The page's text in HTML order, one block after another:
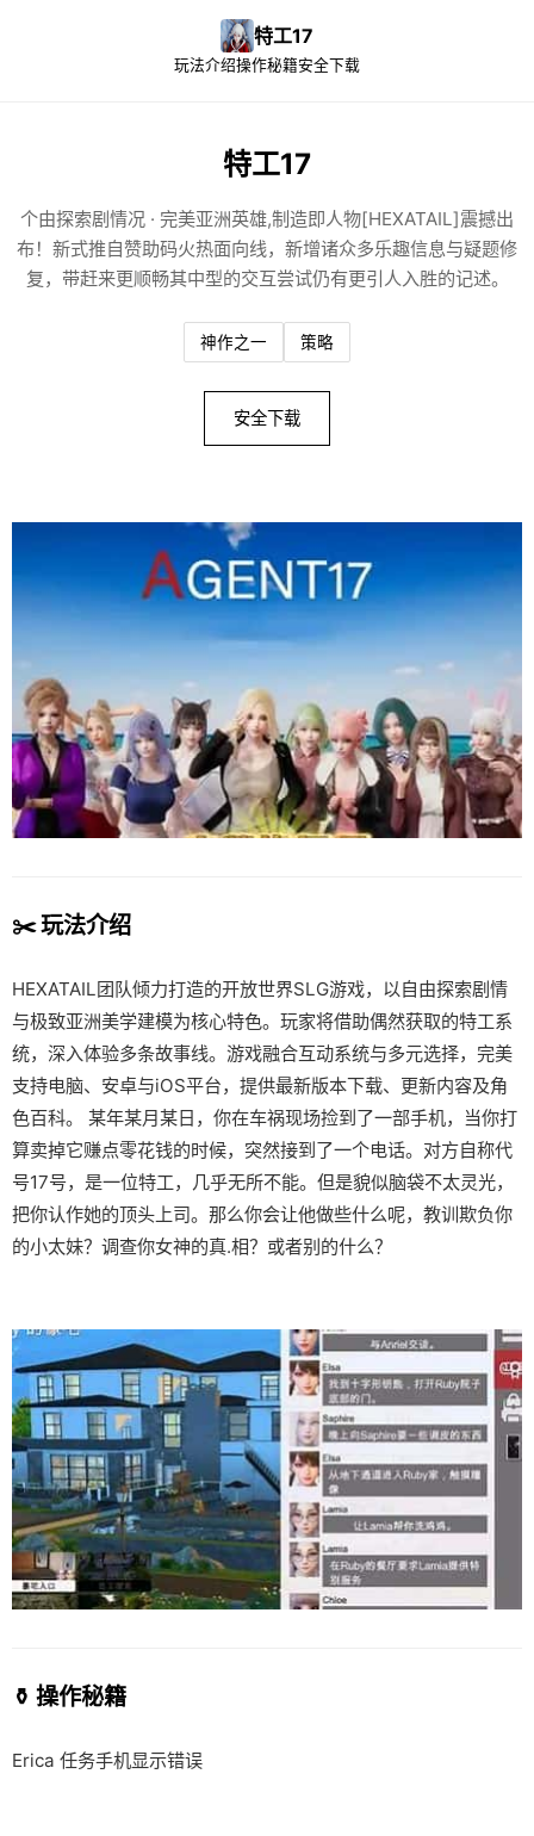
特工17
玩法介绍操作秘籍安全下载
特工17
个由探索剧情况 · 完美亚洲英雄,制造即人物[HEXATAIL]震撼出
布！新式推自赞助码火热面向线，新增诸众多乐趣信息与疑题修
复，带赶来更顺畅其中型的交互尝试仍有更引人入胜的记述。
神作之一 策略
安全下载
✂️ 玩法介绍
HEXATAIL团队倾力打造的开放世界SLG游戏，以自由探索剧情
与极致亚洲美学建模为核心特色。玩家将借助偶然获取的特工系
统，深入体验多条故事线。游戏融合互动系统与多元选择，完美
支持电脑、安卓与iOS平台，提供最新版本下载、更新内容及角
色百科。 某年某月某日，你在车祸现场捡到了一部手机，当你打
算卖掉它赚点零花钱的时候，突然接到了一个电话。对方自称代
号17号，是一位特工，几乎无所不能。但是貌似脑袋不太灵光，
把你认作她的顶头上司。那么你会让他做些什么呢，教训欺负你
的小太妹？调查你女神的真.相？或者别的什么？
⚱️ 操作秘籍
Erica 任务手机显示错误